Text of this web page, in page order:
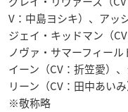
V：中島ヨシキ）、アッ
ジェイ・キッドマン（CV
ノヴァ・サマーフィー
イーン（CV：折笠愛）
リーン（CV：田中あいみ
※敬称略